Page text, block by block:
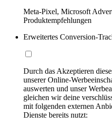
Meta-Pixel, Microsoft
Produktempfehlungen
Erweitertes Conversion-
Durch das Akzeptieren
unserer Online-
auswerten und unser
gleichen wir deine
mit folgenden externen
Dienste bereits nutzt: